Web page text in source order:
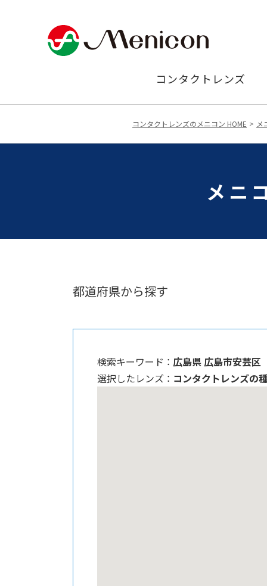
コンタクトレンズ
コンタクトレンズのメニコン HOME メ
メニ
都道府県から探す
検索キーワード ： 広島県 広島市安芸区
選択したレンズ ： コンタクトレンズの